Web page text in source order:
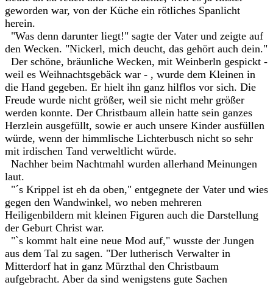
geworden war, von der Küche ein rötliches Spanlicht
herein.
"Was denn darunter liegt!" sagte der Vater und zeigte auf
den Wecken. "Nickerl, mich deucht, das gehört auch dein."
Der schöne, bräunliche Wecken, mit Weinberln gespickt -
weil es Weihnachtsgebäck war - , wurde dem Kleinen in
die Hand gegeben. Er hielt ihn ganz hilflos vor sich. Die
Freude wurde nicht größer, weil sie nicht mehr größer
werden konnte. Der Christbaum allein hatte sein ganzes
Herzlein ausgefüllt, sowie er auch unsere Kinder ausfüllen
würde, wenn der himmlische Lichterbusch nicht so sehr
mit irdischen Tand verweltlicht würde.
Nachher beim Nachtmahl wurden allerhand Meinungen
laut.
"´s Krippel ist eh da oben," entgegnete der Vater und wies
gegen den Wandwinkel, wo neben mehreren
Heiligenbildern mit kleinen Figuren auch die Darstellung
der Geburt Christ war.
"`s kommt halt eine neue Mod auf," wusste der Jungen
aus dem Tal zu sagen. "Der lutherisch Verwalter in
Mitterdorf hat in ganz Mürzthal den Christbaum
aufgebracht. Aber da sind wenigstens gute Sachen